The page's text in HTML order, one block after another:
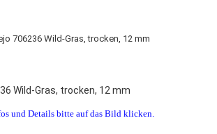
Wild-Gras, trocken, 12 mm
und Details bitte auf das Bild klicken.